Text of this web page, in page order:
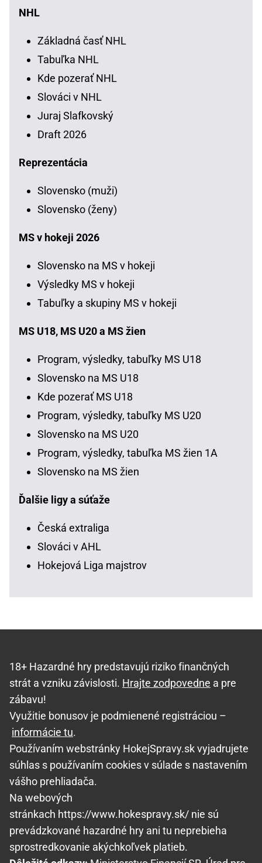
NHL
Základná časť NHL
Tabuľka NHL
Kde pozerať NHL
Slováci v NHL
Juraj Slafkovský
Draft 2026
Reprezentácia
Slovensko (muži)
Slovensko (ženy)
MS v hokeji 2026
Slovensko na MS v hokeji
Výsledky MS v hokeji
Tabuľky a skupiny MS v hokeji
MS U18, MS U20 a MS žien
Program, výsledky, tabuľky MS U18
Slovensko na MS U18
Kde pozerať MS U18
Program, výsledky, tabuľky MS U20
Slovensko na MS U20
Program, výsledky, tabuľka MS žien 1A
Slovensko na MS žien
Ďalšie ligy a súťaže
Česká extraliga
Slováci v AHL
Hokejová Liga majstrov
18+ Hazardné hry predstavujú riziko finančných
strát a vzniku závislosti. Hrajte zodpovedne a pre
zábavu!
Využitie bonusov je podmienené registráciou –
informácie tu.
Používaním webstránky HokejSpravy.sk vyjadrujete
súhlas s používaním cookies v súlade s nastavením
vášho prehliadača.
Na webových
stránkach https://www.hokespravy.sk/ nie sú
prevádzkované hazardné hry ani tu neprebieha
sprostredkovanie akýchkoľvek platieb.